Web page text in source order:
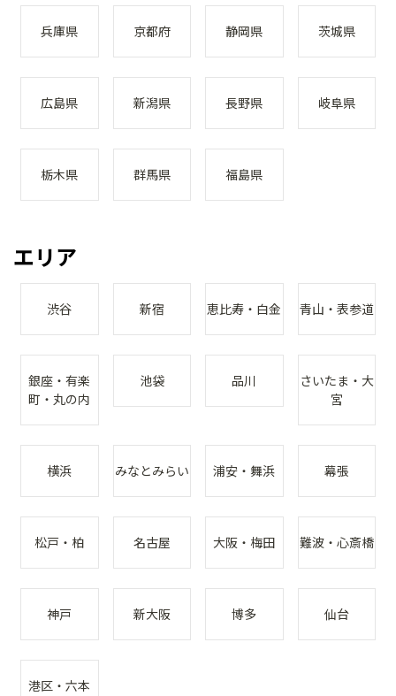
兵庫県 京都府 静岡県 茨城県
広島県 新潟県 長野県 岐阜県
栃木県 群馬県 福島県
エリア
渋谷 新宿 恵比寿・白金 青山・表参道
銀座・有楽
町・丸の内
池袋 品川
さいたま・大
宮
横浜 みなとみらい 浦安・舞浜 幕張
松戸・柏 名古屋 大阪・梅田 難波・心斎橋
神戸 新大阪 博多 仙台
港区・六本